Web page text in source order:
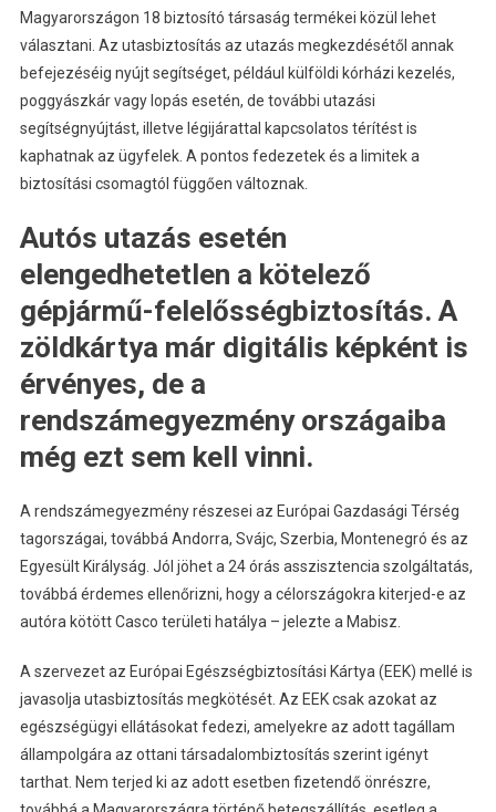
Magyarországon 18 biztosító társaság termékei közül lehet
választani. Az utasbiztosítás az utazás megkezdésétől annak
befejezéséig nyújt segítséget, például külföldi kórházi kezelés,
poggyászkár vagy lopás esetén, de további utazási
segítségnyújtást, illetve légijárattal kapcsolatos térítést is
kaphatnak az ügyfelek. A pontos fedezetek és a limitek a
biztosítási csomagtól függően változnak.
Autós utazás esetén
elengedhetetlen a kötelező
gépjármű-felelősségbiztosítás. A
zöldkártya már digitális képként is
érvényes, de a
rendszámegyezmény országaiba
még ezt sem kell vinni.
A rendszámegyezmény részesei az Európai Gazdasági Térség
tagországai, továbbá Andorra, Svájc, Szerbia, Montenegró és az
Egyesült Királyság. Jól jöhet a 24 órás asszisztencia szolgáltatás,
továbbá érdemes ellenőrizni, hogy a célországokra kiterjed-e az
autóra kötött Casco területi hatálya – jelezte a Mabisz.
A szervezet az Európai Egészségbiztosítási Kártya (EEK) mellé is
javasolja utasbiztosítás megkötését. Az EEK csak azokat az
egészségügyi ellátásokat fedezi, amelyekre az adott tagállam
állampolgára az ottani társadalombiztosítás szerint igényt
tarthat. Nem terjed ki az adott esetben fizetendő önrészre,